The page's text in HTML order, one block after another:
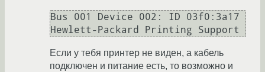
Bus 001 Device 002: ID 03f0:3a17
Hewlett-Packard Printing Support
Если у тебя принтер не виден, а кабель
подключен и питание есть, то возможно и